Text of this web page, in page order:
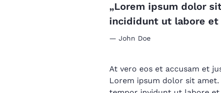
„Lorem ipsum dolor
incididunt ut labore et
John Doe
At vero eos et accusam et
Lorem ipsum dolor sit